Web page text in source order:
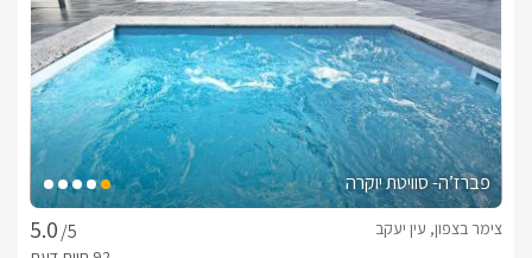
פברז’ה- סוויטת יוקרה
/5
צימר בצפון, עין יעקב